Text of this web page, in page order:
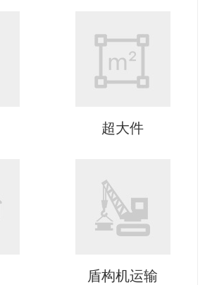
超大件
盾构机运输